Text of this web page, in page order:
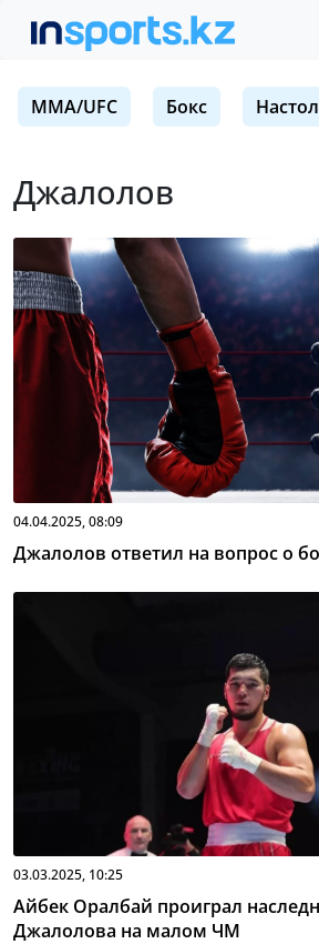
MMA/UFC Бокс
Джалолов
04.04.2025, 08:09
Джалолов ответил на вопрос о
03.03.2025, 10:25
Айбек Оралбай проиграл
Джалолова на малом ЧМ